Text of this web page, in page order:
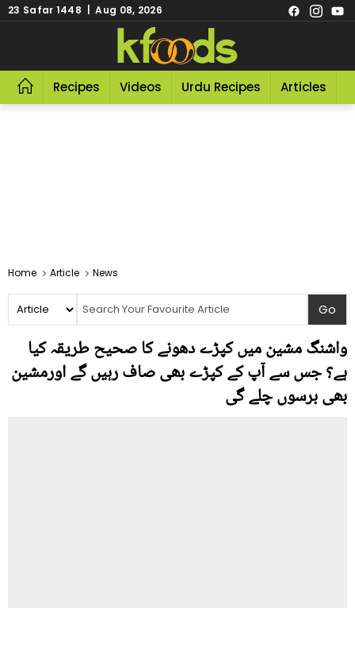
23 Safar 1448 | Aug 08, 2026
Recipes Videos Urdu Recipes Articles
Home Article News
واشنگ مشین میں کپڑے دھونے کا صحیح طریقہ کیا
ہے؟ جس سے آپ کے کپڑے بھی صاف رہیں گے اورمشین
بھی برسوں چلے گی